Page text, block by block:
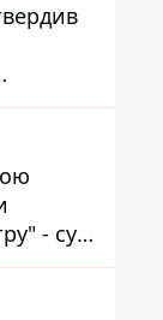
- суд